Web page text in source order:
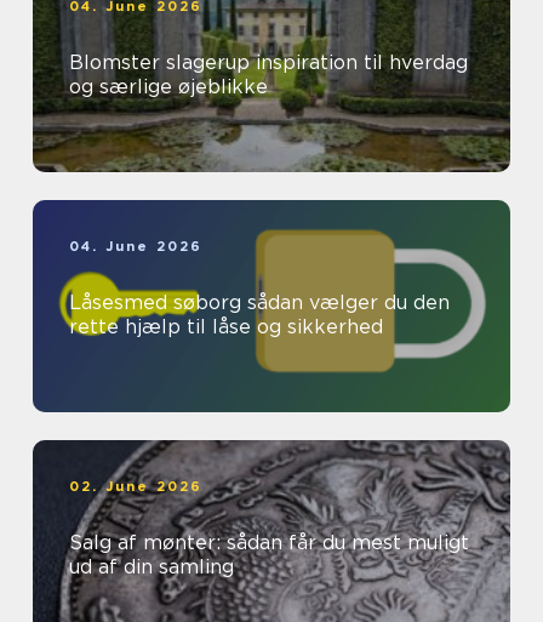
04. June 2026
Blomster slagerup inspiration til hverdag
og særlige øjeblikke
04. June 2026
Låsesmed søborg sådan vælger du den
rette hjælp til låse og sikkerhed
02. June 2026
Salg af mønter: sådan får du mest muligt
ud af din samling